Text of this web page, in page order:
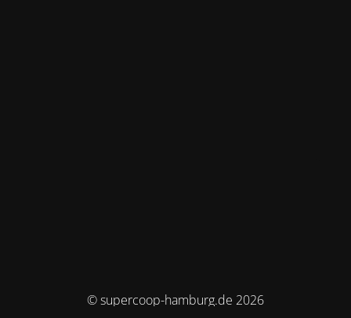
© supercoop-hamburg.de 2026